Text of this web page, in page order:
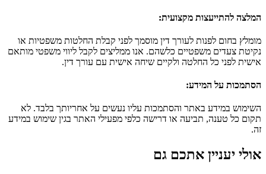
המלצה להתייעצות מקצועית:
מומלץ בחום לפנות לעורך דין מוסמך לפני קבלת החלטות משפטיות או
נקיטת צעדים משפטיים כלשהם. אנו ממליצים לקבל ליווי משפטי מותאם
אישית לפני כל החלטה ולקיים שיחה אישית עם עורך דין.
הסתמכות על המידע:
השימוש במידע באתר והסתמכות עליו נעשים על אחריותך בלבד. לא
תקום כל טענה, תביעה או דרישה כלפי מפעילי האתר בגין שימוש במידע
זה.
אולי יעניין אתכם גם